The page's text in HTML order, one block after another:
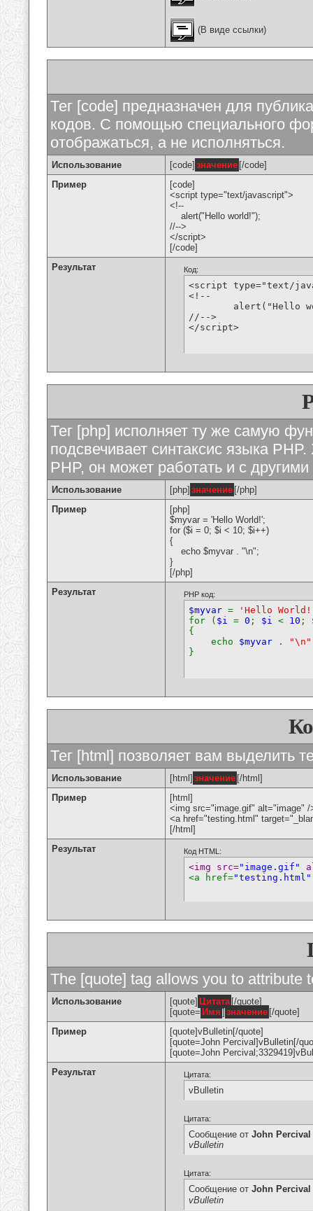
(В виде ссылки)
Тег [code] предназначен для
кодов. С помощью специального
отображаться, а не исполняться.
Использование [code] значение [/code]
Пример
[code]
<script type="text/javascript">
<!--
alert("Hello world!");
//-->
</script>
[/code]
Результат
Код:
<script type="text/
<!--
//-->
</script>
Тег [php] исполняет ту же самую
подсвечивает синтаксис языка
PHP, он может работать и с
Использование [php] значение [/php]
Пример
[php]
$myvar = 'Hello World!';
for ($i = 0; $i < 10; $i++)
{
echo $myvar . "\n";
}
[/php]
Результат
PHP код:
$myvar =
'Hello
for ( $i = 0 ; $i < 10 ;
{
echo $myvar . "\n"
}
Тег [html] позволяет вам выделить
Использование [html] значение [/html]
Пример
[html]
<img src="image.gif" alt="image" /
<a href="testing.html"
[/html]
Результат
Код HTML:
<img src="image.gif"
<a href="testing.html"
The [quote] tag allows you to attribute
Использование [quote] Цитата [/quote]
[quote= Имя ] значение [/quote]
Пример
[quote]vBulletin[/quote]
[quote=John Percival]vBulletin[/
[quote=John
Результат
Цитата:
vBulletin
Цитата:
Сообщение от John Percival
vBulletin
Цитата:
Сообщение от John Percival
vBulletin